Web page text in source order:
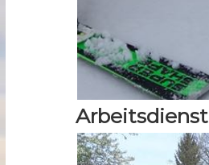
Arbeitsdienst